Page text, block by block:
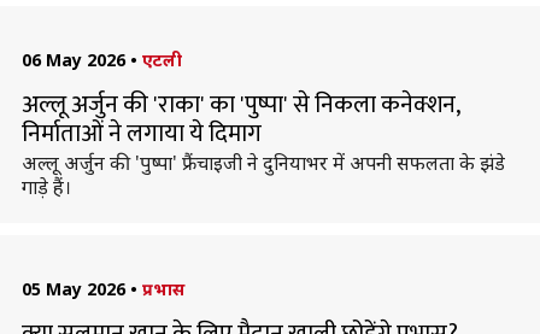
06 May 2026 • एटली
अल्लू अर्जुन की 'राका' का 'पुष्पा' से निकला कनेक्शन,
निर्माताओं ने लगाया ये दिमाग
अल्लू अर्जुन की 'पुष्पा' फ्रैंचाइजी ने दुनियाभर में अपनी सफलता के झंडे
गाड़े हैं।
05 May 2026 • प्रभास